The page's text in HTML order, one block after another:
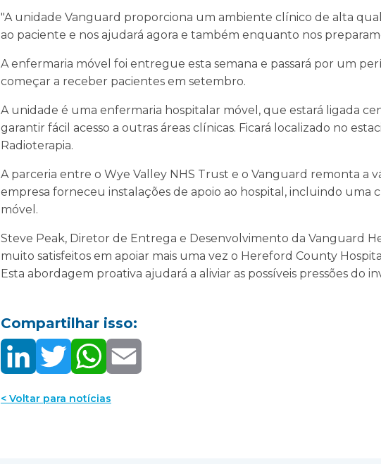
"A unidade Vanguard proporciona um ambiente clínico de alta
ao paciente e nos ajudará agora e também enquanto nos
A enfermaria móvel foi entregue esta semana e passará por um
começar a receber pacientes em setembro.
A unidade é uma enfermaria hospitalar móvel, que estará ligada
garantir fácil acesso a outras áreas clínicas. Ficará localizado no
Radioterapia.
A parceria entre o Wye Valley NHS Trust e o Vanguard remonta a
empresa forneceu instalações de apoio ao hospital, incluindo uma
móvel.
Steve Peak, Diretor de Entrega e Desenvolvimento da Vanguard
muito satisfeitos em apoiar mais uma vez o Hereford County
Esta abordagem proativa ajudará a aliviar as possíveis pressões do
Compartilhar isso:
< Voltar para notícias